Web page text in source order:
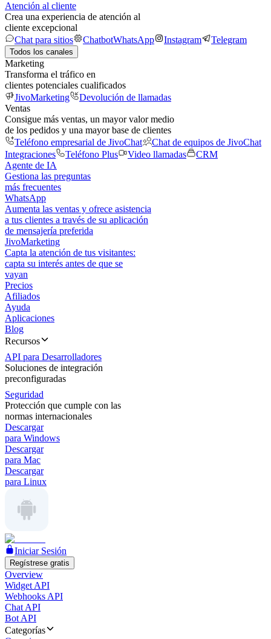
Atención al cliente
Crea una experiencia de atención al
cliente excepcional
Chat para sitios
ChatbotWhatsApp Instagram Telegram
Todos los canales
Marketing
Transforma el tráfico en
clientes potenciales cualificados
JivoMarketing
Devolución de llamadas
Ventas
Consigue más ventas, un mayor valor medio
de los pedidos y una mayor base de clientes
Teléfono empresarial de JivoChat
Chat de equipos de JivoChat
Integraciones
Teléfono Plus Video llamadas
CRM
Agente de IA
Gestiona las preguntas
más frecuentes
WhatsApp
Aumenta las ventas y ofrece asistencia
a tus clientes a través de su aplicación
de mensajería preferida
JivoMarketing
Capta la atención de tus visitantes:
capta su interés antes de que se
vayan
Precios
Afiliados
Ayuda
Aplicaciones
Blog
Recursos
API para Desarrolladores
Soluciones de integración
preconfiguradas
Seguridad
Protección que cumple con las
normas internacionales
Descargar
para Windows
Descargar
para Mac
Descargar
para Linux
Iniciar Sesión
Regístrese gratis
Overview
Widget API
Webhooks API
Chat API
Bot API
Categorías